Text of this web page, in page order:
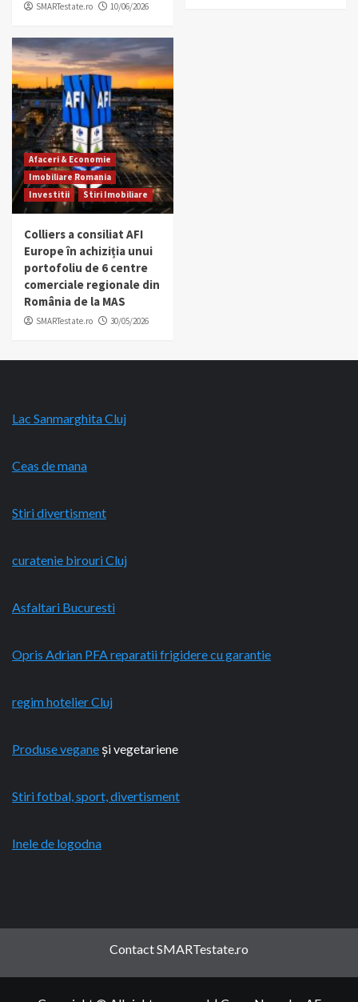
SMARTestate.ro 10/06/2026
Afaceri & Economie
Imobiliare Romania
Investitii
Stiri Imobiliare
Colliers a consiliat AFI
Europe în achiziția unui
portofoliu de 6 centre
comerciale regionale din
România de la MAS
SMARTestate.ro 30/05/2026
Lac Sanmarghita Cluj
Ceas de mana
Stiri divertisment
curatenie birouri Cluj
Asfaltari Bucuresti
Opris Adrian PFA reparatii frigidere cu garantie
regim hotelier Cluj
Produse vegane și vegetariene
Stiri fotbal, sport, divertisment
Inele de logodna
Contact SMARTestate.ro